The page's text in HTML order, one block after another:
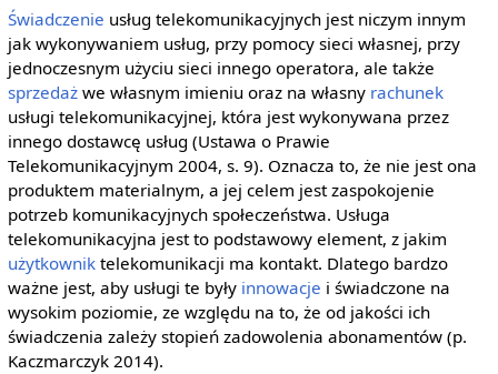
Świadczenie usług telekomunikacyjnych jest niczym innym
jak wykonywaniem usług, przy pomocy sieci własnej, przy
jednoczesnym użyciu sieci innego operatora, ale także
sprzedażwe własnym imieniu oraz na własny rachunek
usługi telekomunikacyjnej, która jest wykonywana przez
innego dostawcę usług (Ustawa o Prawie
Telekomunikacyjnym 2004, s. 9). Oznacza to, że nie jest ona
produktem materialnym, a jej celem jest zaspokojenie
potrzeb komunikacyjnych społeczeństwa. Usługa
telekomunikacyjna jest to podstawowy element, z jakim
użytkowniktelekomunikacji ma kontakt. Dlatego bardzo
ważne jest, aby usługi te były innowacje i świadczone na
wysokim poziomie, ze względu na to, że od jakości ich
świadczenia zależy stopień zadowolenia abonamentów (p.
Kaczmarczyk 2014).